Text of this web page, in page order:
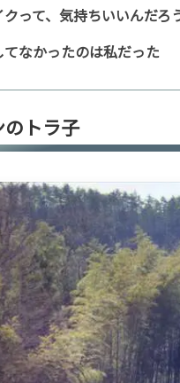
クって、気持ちいいんだ
なかったのは私だった
のトラ子